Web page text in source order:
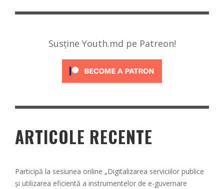
Susține Youth.md pe Patreon!
ARTICOLE RECENTE
Participă la sesiunea online „Digitalizarea serviciilor publice
și utilizarea eficientă a instrumentelor de e-guvernare